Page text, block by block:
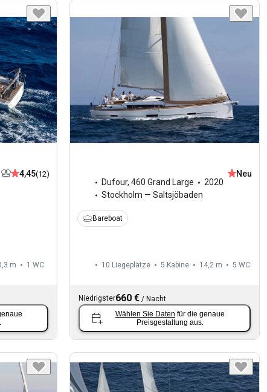
4,45(12)
m 1 WC
Dufour,460 Grand Large
2020
Stockholm — Saltsjöbaden
Neu
Bareboat
10 Liegeplätze 5 Kabine 14,2 m 5 WC
Niedrigster660 € / Nacht
Wählen Sie Daten für die genaue
Preisgestaltung aus.